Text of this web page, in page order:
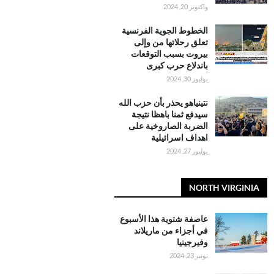
واكتوبر 20, 2024
الخطوط الجوية الفرنسية
تعلق رحلاتها من وإلى
بيروت بسبب التوقعات
باندلاع حرب كبرى
يوليوز 30, 2024
نتينياهو يحذر بأن حزب الله
سيدفع ثمنا باهظا نتيجة
الضربة الصاروخية على
اهداف اسرائيلية
يوليوز 27, 2024
NORTH VIRGINIA
عاصفة شتوية هذا الأسبوع
في أجزاء من ماريلاند
وفيرجينيا
نونبر 23, 2024